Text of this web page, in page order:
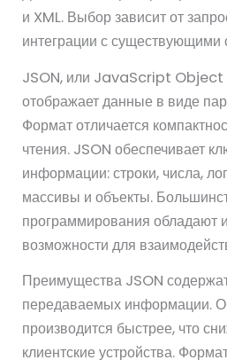
и XML. Выбор зависит от
интеграции с существующими
JSON, или JavaScript
отображает данные в виде
Формат отличается
чтения. JSON обеспечивает
информации: строки, числа,
массивы и объекты.
программирования обладают
возможности для
Преимущества JSON
передаваемых информации.
производится быстрее, что
клиентские устройства.